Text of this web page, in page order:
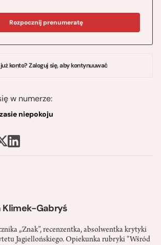
Klimek-Gabryś
„Znak”, recenzentka, absolwentka krytyki
Jagiellońskiego. Opiekunka rubryki "Wśród
Rozpocznij prenumeratę
konto? Zaloguj się, aby kontynuuwać
w numerze:
niepokoju